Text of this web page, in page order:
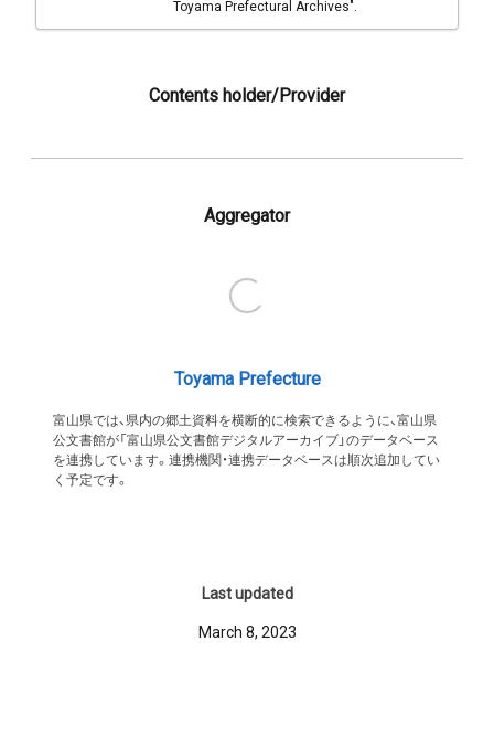
Toyama Prefectural Archives".
Contents holder/Provider
Aggregator
Toyama Prefecture
富山県では、県内の郷土資料を横断的に検索できるように、富山県
公文書館が「富山県公文書館デジタルアーカイブ」のデータベース
を連携しています。連携機関・連携データベースは順次追加してい
く予定です。
Last updated
March 8, 2023